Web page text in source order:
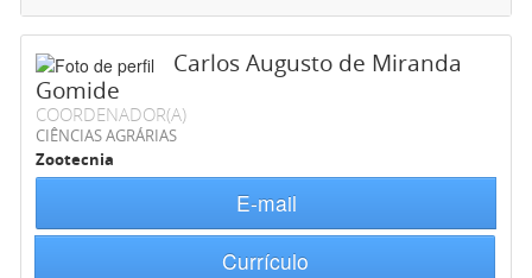
Carlos Augusto de Miranda
Gomide
COORDENADOR(A)
CIÊNCIAS AGRÁRIAS
Zootecnia
E-mail
Currículo